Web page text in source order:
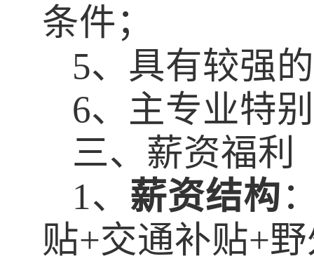
条件；
5、具有较强
6、主专业特
三、薪资福利
1 、 薪资结构
贴+交通补贴+